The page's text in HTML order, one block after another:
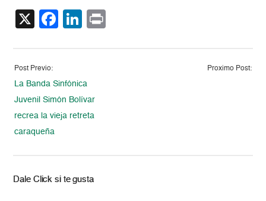
X Facebook
LinkedIn
Post Previo:
La Banda Sinfónica
Juvenil Simón Bolívar
recrea la vieja retreta
caraqueña
Proximo Post:
Dale Click si te gusta